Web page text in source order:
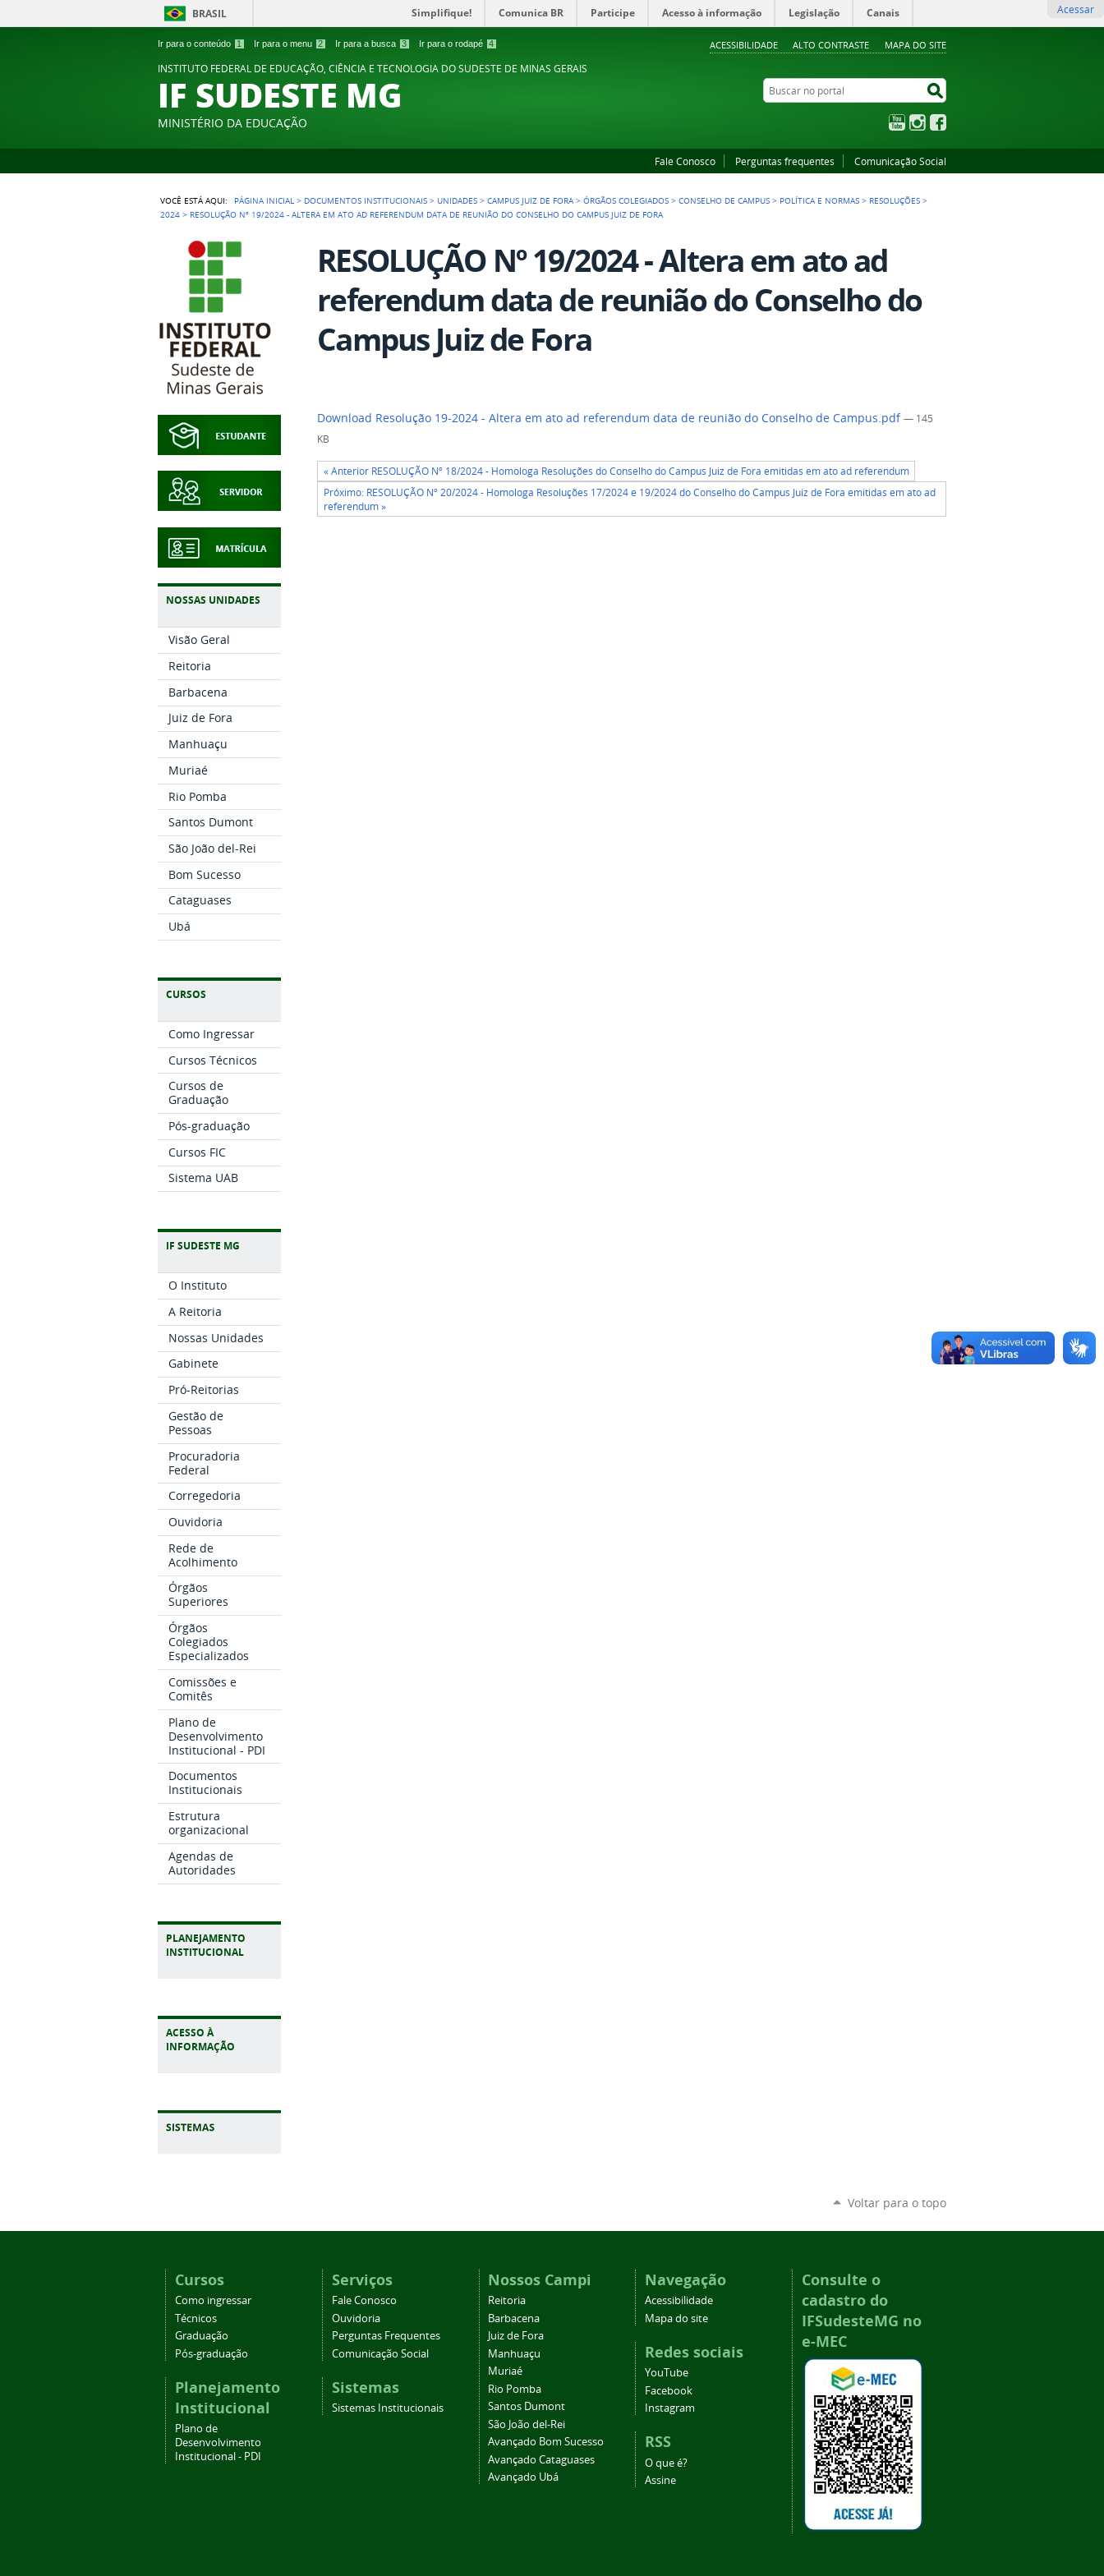
Ir para o conteúdo 1 Ir para o menu 2 Ir para a busca 3 Ir para o rodapé 4 ACESSIBILIDADE ALTO CONTRASTE MAPA DO SITE
BRASIL Simplifique! Comunica BR Participe Acesso à informação Legislação Canais Acessar
INSTITUTO FEDERAL DE EDUCAÇÃO, CIÊNCIA E TECNOLOGIA DO SUDESTE DE MINAS GERAIS
IF SUDESTE MG
MINISTÉRIO DA EDUCAÇÃO
Buscar no portal
YouTubeInstagram
Fale Conosco Perguntas frequentes Comunicação Social
VOCÊ ESTÁ AQUI: PÁGINA INICIAL > DOCUMENTOS INSTITUCIONAIS > UNIDADES >CAMPUS JUIZ DE FORA >ÓRGÃOS COLEGIADOS >CONSELHO DE CAMPUS > POLÍTICA E NORMAS > RESOLUÇÕES >
2024 > RESOLUÇÃO Nº 19/2024 - ALTERA EM ATO AD REFERENDUM DATA DE REUNIÃO DO CONSELHO DO CAMPUS JUIZ DE FORA
NOSSAS UNIDADES
Visão Geral
Reitoria
Barbacena
Juiz de Fora
Manhuaçu
Muriaé
Rio Pomba
Santos Dumont
São João del-Rei
Bom Sucesso
Cataguases
Ubá
CURSOS
Como Ingressar
Cursos Técnicos
Cursos de
Graduação
Pós-graduação
Cursos FIC
Sistema UAB
IF SUDESTE MG
O Instituto
A Reitoria
Nossas Unidades
Gabinete
Pró-Reitorias
Gestão de
Pessoas
Procuradoria
Federal
Corregedoria
Ouvidoria
Rede de
Acolhimento
Órgãos
Superiores
Órgãos
Colegiados
Especializados
Comissões e
Comitês
Plano de
Desenvolvimento
Institucional - PDI
Documentos
Institucionais
Estrutura
organizacional
Agendas de
Autoridades
PLANEJAMENTO
INSTITUCIONAL
ACESSO À
INFORMAÇÃO
RESOLUÇÃO Nº 19/2024 - Altera em ato ad
referendum data de reunião do Conselho do
Campus Juiz de Fora
Download Resolução 19-2024 - Altera em ato ad referendum data de reunião do Conselho de Campus.pdf— 145
KB
« Anterior RESOLUÇÃO Nº 18/2024 - Homologa Resoluções do Conselho do Campus Juiz de Fora emitidas em ato ad referendum
Próximo: RESOLUÇÃO Nº 20/2024 - Homologa Resoluções 17/2024 e 19/2024 do Conselho do Campus Juiz de Fora emitidas em ato ad
referendum »
Voltar para o topo
Cursos
Como ingressar
Técnicos
Graduação
Pós-graduação
Planejamento
Institucional
Plano de
Desenvolvimento
Institucional - PDI
Serviços
Fale Conosco
Ouvidoria
Perguntas Frequentes
Comunicação Social
Sistemas
Sistemas Institucionais
Nossos Campi
Reitoria
Barbacena
Juiz de Fora
Manhuaçu
Muriaé
Rio Pomba
Santos Dumont
São João del-Rei
Avançado Bom Sucesso
Avançado Cataguases
Avançado Ubá
Navegação
Acessibilidade
Mapa do site
Redes sociais
YouTube
Facebook
Instagram
RSS
O que é?
Assine
Consulte o
cadastro do
IFSudesteMG no
e-MEC